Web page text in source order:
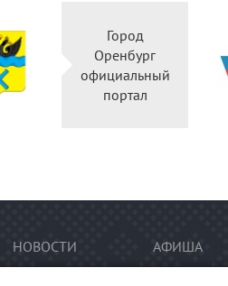
Город
Оренбург
официальный
портал
НОВОСТИ АФИША